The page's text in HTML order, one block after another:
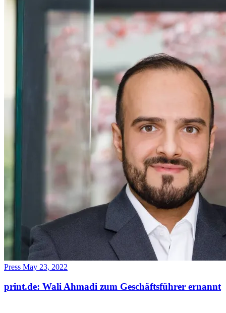
Press May 23, 2022
print.de: Wali Ahmadi zum Geschäftsführer ernannt